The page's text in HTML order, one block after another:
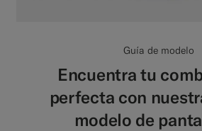
Guía de modelo
Encuentra tu
perfecta con
modelo de